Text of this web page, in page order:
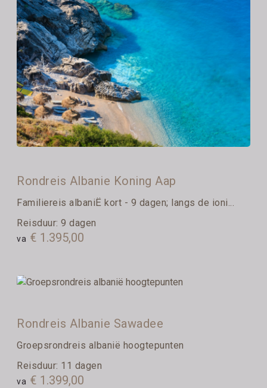
Rondreis Albanie Koning Aap
Familiereis albaniË kort - 9 dagen; langs de ioni...
Reisduur: 9 dagen
va € 1.395,00
Rondreis Albanie Sawadee
Groepsrondreis albanië hoogtepunten
Reisduur: 11 dagen
va € 1.399,00